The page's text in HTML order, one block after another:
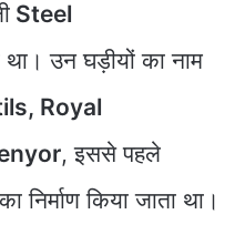
Steel
था। उन घड़ीयों का नाम
Royal
, इससे पहले
निर्माण किया जाता था।